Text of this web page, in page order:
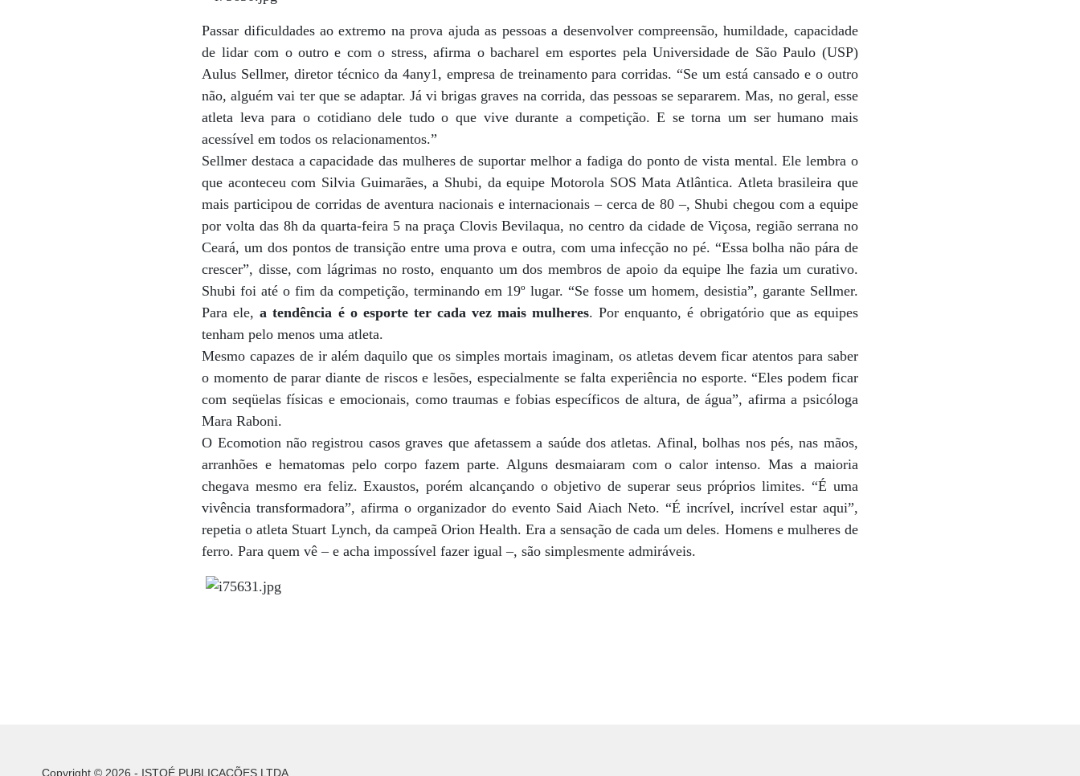
Passar dificuldades ao extremo na prova ajuda as pessoas a desenvolver compreensão, humildade, capacidade
de lidar com o outro e com o stress, afirma o bacharel em esportes pela Universidade de São Paulo (USP)
Aulus Sellmer, diretor técnico da 4any1, empresa de treinamento para corridas. “Se um está cansado e o outro
não, alguém vai ter que se adaptar. Já vi brigas graves na corrida, das pessoas se separarem. Mas, no geral, esse
atleta leva para o cotidiano dele tudo o que vive durante a competição. E se torna um ser humano mais
acessível em todos os relacionamentos.”
Sellmer destaca a capacidade das mulheres de suportar melhor a fadiga do ponto de vista mental. Ele lembra o
que aconteceu com Silvia Guimarães, a Shubi, da equipe Motorola SOS Mata Atlântica. Atleta brasileira que
mais participou de corridas de aventura nacionais e internacionais – cerca de 80 –, Shubi chegou com a equipe
por volta das 8h da quarta-feira 5 na praça Clovis Bevilaqua, no centro da cidade de Viçosa, região serrana no
Ceará, um dos pontos de transição entre uma prova e outra, com uma infecção no pé. “Essa bolha não pára de
crescer”, disse, com lágrimas no rosto, enquanto um dos membros de apoio da equipe lhe fazia um curativo.
Shubi foi até o fim da competição, terminando em 19º lugar. “Se fosse um homem, desistia”, garante Sellmer.
Para ele,a tendência é o esporte ter cada vez mais mulheres. Por enquanto, é obrigatório que as equipes
tenham pelo menos uma atleta.
Mesmo capazes de ir além daquilo que os simples mortais imaginam, os atletas devem ficar atentos para saber
o momento de parar diante de riscos e lesões, especialmente se falta experiência no esporte. “Eles podem ficar
com seqüelas físicas e emocionais, como traumas e fobias específicos de altura, de água”, afirma a psicóloga
Mara Raboni.
O Ecomotion não registrou casos graves que afetassem a saúde dos atletas. Afinal, bolhas nos pés, nas mãos,
arranhões e hematomas pelo corpo fazem parte. Alguns desmaiaram com o calor intenso. Mas a maioria
chegava mesmo era feliz. Exaustos, porém alcançando o objetivo de superar seus próprios limites. “É uma
vivência transformadora”, afirma o organizador do evento Said Aiach Neto. “É incrível, incrível estar aqui”,
repetia o atleta Stuart Lynch, da campeã Orion Health. Era a sensação de cada um deles. Homens e mulheres de
ferro. Para quem vê – e acha impossível fazer igual –, são simplesmente admiráveis.
Copyright © 2026 - ISTOÉ PUBLICAÇÕES LTDA